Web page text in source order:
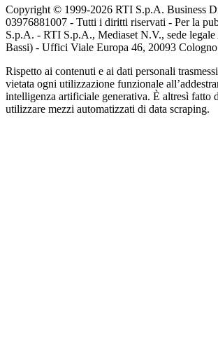
Copyright © 1999-2026 RTI S.p.A. Business
03976881007 - Tutti i diritti riservati - Per la
S.p.A. - RTI S.p.A., Mediaset N.V., sede legale
Bassi) - Uffici Viale Europa 46, 20093
Rispetto ai contenuti e ai dati personali
vietata ogni utilizzazione funzionale
intelligenza artificiale generativa. È altresì fatto
utilizzare mezzi automatizzati di data scraping.